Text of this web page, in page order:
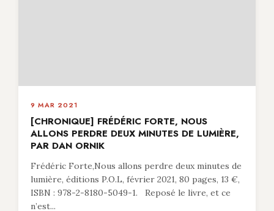
9 MAR 2021
[CHRONIQUE] FRÉDÉRIC FORTE, NOUS
ALLONS PERDRE DEUX MINUTES DE LUMIÈRE,
PAR DAN ORNIK
Frédéric Forte,Nous allons perdre deux minutes de
lumière, éditions P.O.L, février 2021, 80 pages, 13 €,
ISBN : 978-2-8180-5049-1. Reposé le livre, et ce
n’est...